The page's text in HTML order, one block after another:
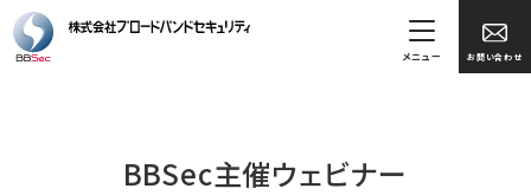
お問い合わせ
メニュー
BBSec主催ウェビナー